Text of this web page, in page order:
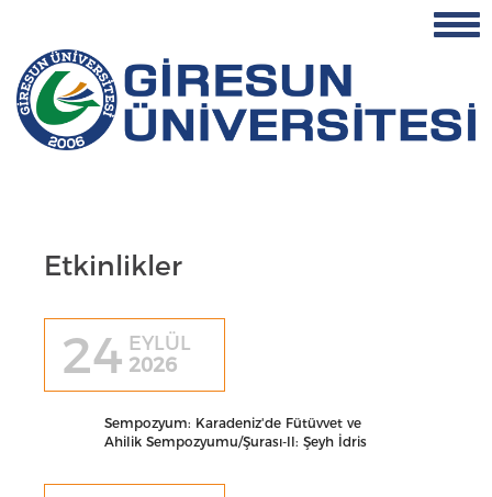
Etkinlikler
24 EYLÜL
2026
Sempozyum: Karadeniz'de Fütüvvet ve
Ahilik Sempozyumu/Şurası-II: Şeyh İdris